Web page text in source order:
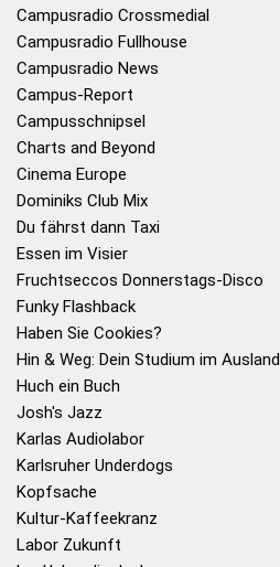
Campusradio Crossmedial
Campusradio Fullhouse
Campusradio News
Campus-Report
Campusschnipsel
Charts and Beyond
Cinema Europe
Dominiks Club Mix
Du fährst dann Taxi
Essen im Visier
Fruchtseccos Donnerstags-Disco
Funky Flashback
Haben Sie Cookies?
Hin & Weg: Dein Studium im Ausland
Huch ein Buch
Josh's Jazz
Karlas Audiolabor
Karlsruher Underdogs
Kopfsache
Kultur-Kaffeekranz
Labor Zukunft